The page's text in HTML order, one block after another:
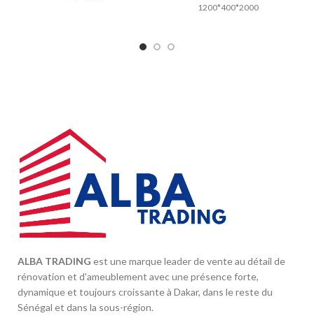
1200*400*2000
ALBA TRADING est une marque leader de vente au détail de
rénovation et d'ameublement avec une présence forte,
dynamique et toujours croissante à Dakar, dans le reste du
Sénégal et dans la sous-région.